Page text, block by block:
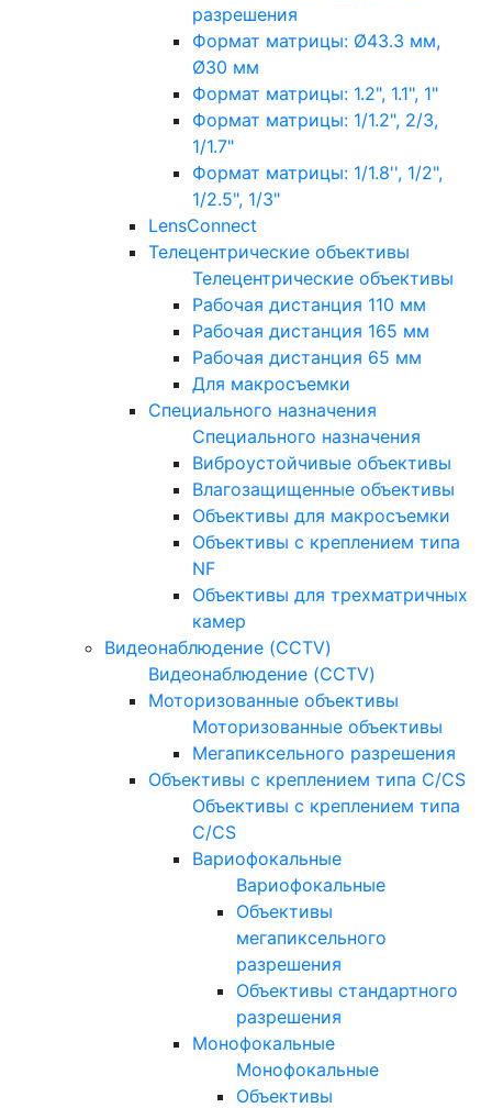
разрешения
Формат матрицы: Ø43.3 мм,
Ø30 мм
Формат матрицы: 1.2", 1.1", 1"
Формат матрицы: 1/1.2", 2/3,
1/1.7"
Формат матрицы: 1/1.8'', 1/2",
1/2.5", 1/3"
LensConnect
Телецентрические объективы
Телецентрические объективы
Рабочая дистанция 110 мм
Рабочая дистанция 165 мм
Рабочая дистанция 65 мм
Для макросъемки
Специального назначения
Специального назначения
Виброустойчивые объективы
Влагозащищенные объективы
Объективы для макросъемки
Объективы с креплением типа
NF
Объективы для трехматричных
камер
Видеонаблюдение (CCTV)
Видеонаблюдение (CCTV)
Моторизованные объективы
Моторизованные объективы
Мегапиксельного разрешения
Объективы с креплением типа C/CS
Объективы с креплением типа
C/CS
Вариофокальные
Вариофокальные
Объективы
мегапиксельного
разрешения
Объективы стандартного
разрешения
Монофокальные
Монофокальные
Объективы